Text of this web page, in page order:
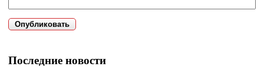
Последние новости